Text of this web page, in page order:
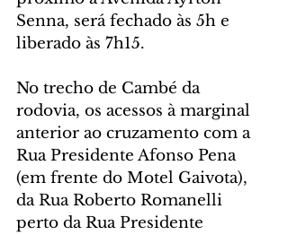
Senna, será fechado às 5h e
liberado às 7h15.
No trecho de Cambé da
rodovia, os acessos à marginal
anterior ao cruzamento com a
Rua Presidente Afonso Pena
(em frente do Motel Gaivota),
da Rua Roberto Romanelli
perto da Rua Presidente